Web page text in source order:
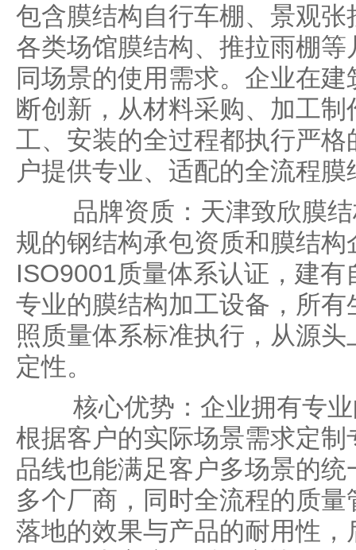
包含膜结构自行车棚、景观
各类场馆膜结构、推拉雨棚
同场景的使用需求。企业在
断创新，从材料采购、加工
工、安装的全过程都执行严
户提供专业、适配的全流程
品牌资质：天津致欣膜结
规的钢结构承包资质和膜结
ISO9001质量体系认证，建
专业的膜结构加工设备，所
照质量体系标准执行，从源
定性。
核心优势：企业拥有专业
根据客户的实际场景需求定
品线也能满足客户多场景的
多个厂商，同时全流程的质
落地的效果与产品的耐用性